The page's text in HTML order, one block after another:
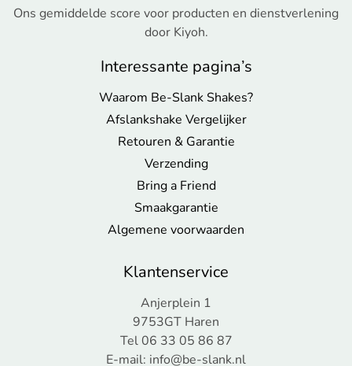
Ons gemiddelde score voor producten en dienstverlening
door Kiyoh.
Interessante pagina’s
Waarom Be-Slank Shakes?
Afslankshake Vergelijker
Retouren & Garantie
Verzending
Bring a Friend
Smaakgarantie
Algemene voorwaarden
Klantenservice
Anjerplein 1
9753GT Haren
Tel 06 33 05 86 87
E-mail: info@be-slank.nl